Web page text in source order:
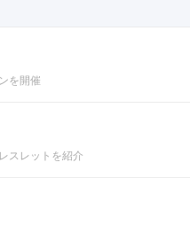
を開催
スレットを紹介